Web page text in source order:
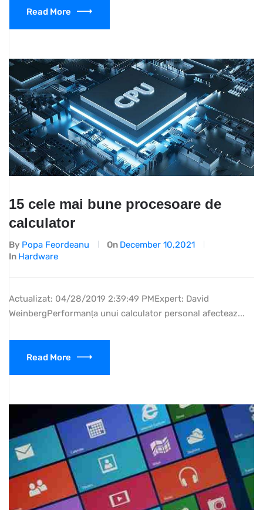
Read More
15 cele mai bune procesoare de
calculator
By Popa Feordeanu On December 10,2021
In Hardware
Actualizat: 04/28/2019 2:39:49 PMExpert: David
WeinbergPerformanța unui calculator personal afecteaz...
Read More